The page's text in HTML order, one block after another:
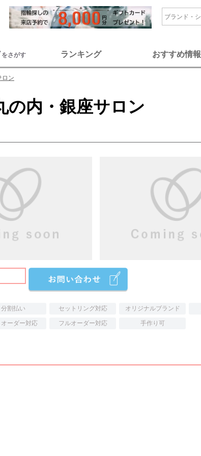
をさがす ランキング おすすめ情報
ロン
の内・銀座サロン
分割払い セットリング対応 オリジナルブランド
オーダー対応 フルオーダー対応 手作り可